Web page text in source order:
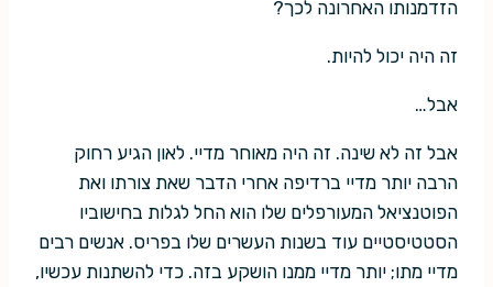
הזדמנותו האחרונה לכך?
זה היה יכול להיות.
אבל…
אבל זה לא שינה. זה היה מאוחר מדיי. לאון הגיע רחוק
הרבה יותר מדיי ברדיפה אחרי הדבר שאת צורתו ואת
הפוטנציאל המעורפלים שלו הוא החל לגלות בחישוביו
הסטטיסטיים עוד בשנות העשרים שלו בפריס. אנשים רבים
מדיי מתו; יותר מדיי ממנו הושקע בזה. כדי להשתנות עכשיו,